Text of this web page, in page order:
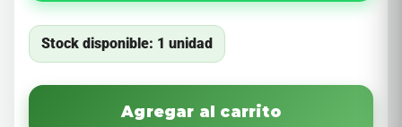
Stock disponible: 1 unidad
Agregar al carrito